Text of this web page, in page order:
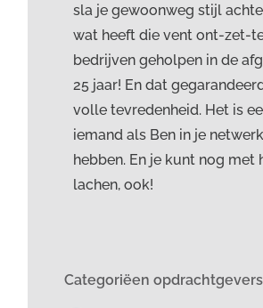
sla je gewoonweg stijl
wat heeft die vent ont-zet-
bedrijven geholpen in de
25 jaar! En dat
volle tevredenheid. Het is
iemand als Ben in je
hebben. En je kunt nog met
lachen, ook!
Categoriëen opdrachtgevers